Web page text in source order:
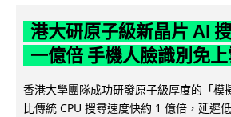
港大研原子級新晶片 AI
一億倍 手機人臉識別免
香港大學團隊成功研發原子級厚度的「模
比傳統 CPU 搜尋速度快約 1 億倍，延遲